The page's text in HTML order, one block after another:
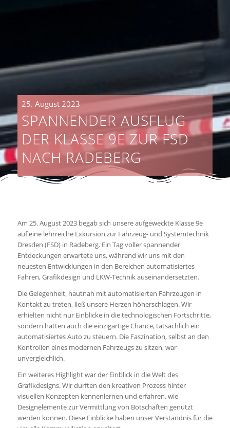
25. August 2023
SPANNENDER AUSFLUG
DER KLASSE 9E ZUR FSD
NACH RADEBERG
Am 25. August 2023 begab sich unsere aufgeweckte Klasse 9e
auf eine lehrreiche Exkursion zur Fahrzeug- und Systemtechnik
Dresden (FSD) in Radeberg. Ein Tag voller spannender
Entdeckungen erwartete uns, während wir uns mit den
neuesten Entwicklungen in den Bereichen automatisiertes
Fahren, Grafikdesign und LKW-Technik auseinandersetzten.
Die Gelegenheit, hautnah mit automatisierten Fahrzeugen in
Kontakt zu treten, ließ unsere Herzen höherschlagen. Wir
erhielten nicht nur Einblicke in die technologischen Fortschritte,
sondern hatten auch die einzigartige Chance, tatsächlich ein
automatisiertes Auto zu steuern. Die Faszination, selbst an den
Kontrollen eines modernen Fahrzeugs zu sitzen, war
unvergleichlich.
Ein weiteres Highlight war der Einblick in die Welt des
Grafikdesigns. Wir durften den kreativen Prozess hinter
visuellen Konzepten kennenlernen und erfahren, wie
Designelemente zur Vermittlung von Botschaften genutzt
werden können. Diese Einblicke haben unser Verständnis für die